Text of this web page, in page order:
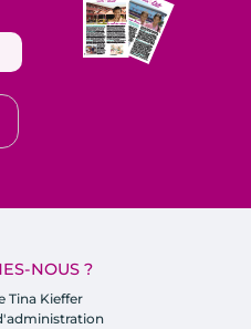
NOUS ?
Tina Kieffer